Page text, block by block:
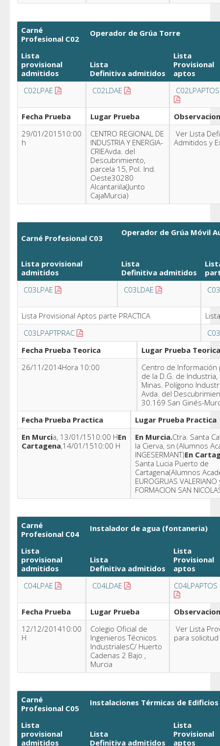
Carné
Profesional C02
Operador de Grúa Torre
Lista
provisional
admitidos
Lista
Definitiva admitidos
Lista
Provisional
aptos
C02LPAE
C02LDAE C02LPAPTOS
Fecha Prueba Lugar Prueba
29/01/201510:00
h
CENTRO REGIONAL DE
INDUSTRIA Y ENERGIA-
CRIEAvda. del
Descubrimiento,
parcela 15, Pol. Ind.
Oeste30280
Alcantariila(Junto
CajaMurcia)
Ver Lista
Admitidos y
Carné Profesional C03
Operador de Grúa Móvil
Lista provisional
admitidos
Lista
Definitiva admitidos
C03LPAE
C03LDAE
Lista Provisional Aptos parte PRACTICA
C03LPAPTPRAC
Fecha Prueba Teorica
Lugar Prueba Teorica
26/11/2014Hora 10:00
Centro de Información
de la D.G. de Industria,
Minas. Polígono
Avda. del
30.169 San Ginés-
Fecha Prueba Practica
Lugar Prueba Practica
En Murcia, 13/01/1510:00 HEn
Cartagena,14/01/1510:00 H
En Murcia.Ctra. Santa
la Cierva, sn (Alumnos
INGESERMANT)En
Santa Lucia Puerto de
Cartagena(Alumnos
EUROGRUAS VALERIANO
FORMACION SAN
Carné
Profesional C04
Instalador de agua (fontaneria)
Lista
provisional
admitidos
Lista
Definitiva admitidos
Lista
Provisional
aptos
C04LPAE
C04LDAE C04LPAPTOS
Fecha Prueba Lugar Prueba
12/12/201410:00
H
Colegio Oficial de
Ingenieros Técnicos
IndustrialesC/ Huerto
Cadenas 2 Bajo ,
Murcia
Ver Lista
para
Carné
Profesional C05
Instalaciones Térmicas de Edificios
Lista
provisional
admitidos
Lista
Definitiva admitidos
Lista
Provisional
aptos